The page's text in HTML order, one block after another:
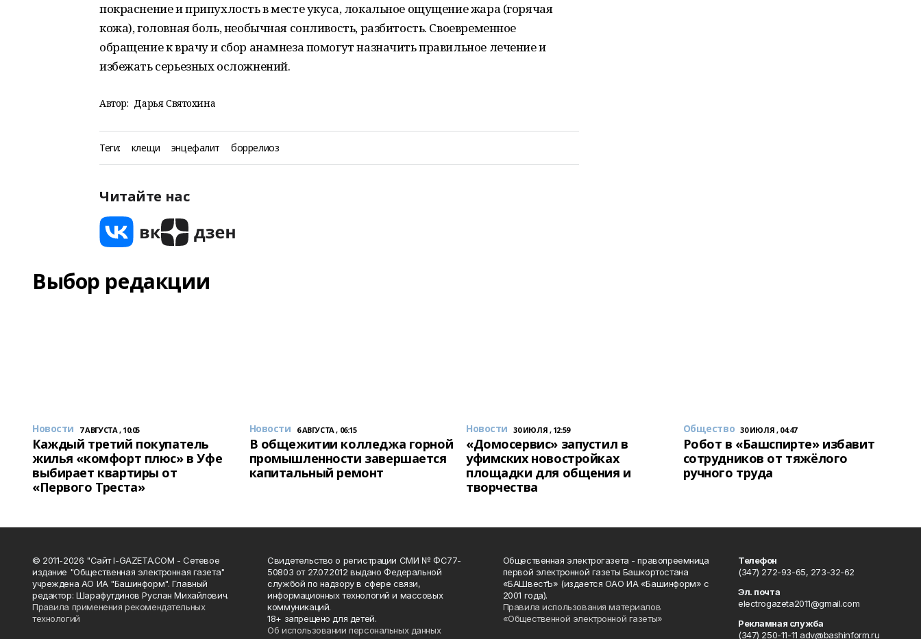
покраснение и припухлость в месте укуса, локальное ощущение жара (горячая
кожа), головная боль, необычная сонливость, разбитость. Своевременное
обращение к врачу и сбор анамнеза помогут назначить правильное лечение и
избежать серьезных осложнений.
Автор: Дарья Святохина
Теги: клещи энцефалит боррелиоз
Читайте нас
Выбор редакции
Новости 7 АВГУСТА , 10:05
Каждый третий покупатель
жилья «комфорт плюс» в Уфе
выбирает квартиры от
«Первого Треста»
Новости 6 АВГУСТА , 06:15
В общежитии колледжа горной
промышленности завершается
капитальный ремонт
Новости 30 ИЮЛЯ , 12:59
«Домосервис» запустил в
уфимских новостройках
площадки для общения и
творчества
Общество 30 ИЮЛЯ , 04:47
Робот в «Башспирте» избавит
сотрудников от тяжёлого
ручного труда
© 2011-2026 "Сайт I-GAZETA.COM - Сетевое
издание "Общественная электронная газета"
учреждена АО ИА "Башинформ". Главный
редактор: Шарафутдинов Руслан Михайлович.
Правила применения рекомендательных
технологий
Свидетельство о регистрации СМИ № ФС77-
50803 от 27.07.2012 выдано Федеральной
службой по надзору в сфере связи,
информационных технологий и массовых
коммуникаций.
18+ запрещено для детей.
Об использовании персональных данных
Общественная электрогазета - правопреемница
первой электронной газеты Башкортостана
«БАШвестЪ» (издается ОАО ИА «Башинформ» с
2001 года).
Правила использования материалов
«Общественной электронной газеты»
Телефон
(347) 272-93-65, 273-32-62
Эл. почта
electrogazeta2011@gmail.com
Рекламная служба
(347) 250-11-11 adv@bashinform.ru